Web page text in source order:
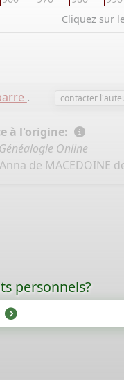
Cliquez sur
. contacter
à l'origine:
Généalogie Online
de MACEDOINE
personnels?